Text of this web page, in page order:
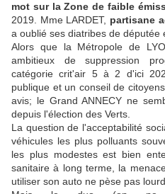
mot sur la Zone de faible
2019. Mme LARDET, partisane
a oublié ses diatribes de députée
Alors que la Métropole de
ambitieux de suppression
catégorie crit'air 5 à 2 d'ici
publique et un conseil de
avis; le Grand ANNECY ne
depuis l'élection des Verts.
La question de l'acceptabilité
véhicules les plus polluants
les plus modestes est bien
sanitaire à long terme, la
utiliser son auto ne pèse pas lourd.